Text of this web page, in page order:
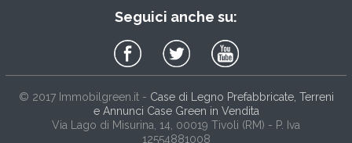
Seguici anche su:
© 2017 Immobilgreen.it- Case di Legno Prefabbricate, Terreni
e Annunci Case Green in Vendita
Via Lago di Misurina, 14 , 00019 Tivoli (RM) - P. Iva
12554881008